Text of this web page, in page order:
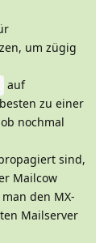
um zügig
auf
zu einer
nochmal
sind,
Mailcow
den MX-
Mailserver